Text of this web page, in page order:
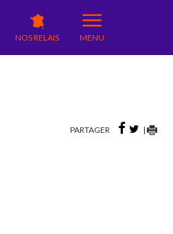
NOS RELAIS MENU
PARTAGER |